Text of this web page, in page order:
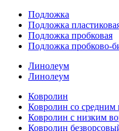
Подложка
Подложка
Подложка пробковая
Подложка пробково-
Линолеум
Линолеум
Ковролин
Ковролин со средним
Ковролин с низким
Ковролин